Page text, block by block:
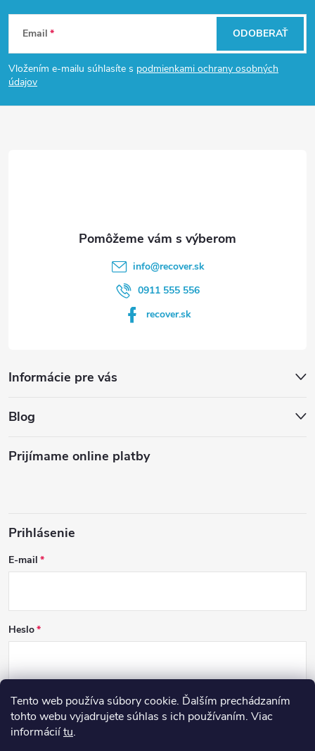
Tento web používa súbory cookie. Ďalším prechádzaním
tohto webu vyjadrujete súhlas s ich používaním. Viac
informáciítu.
Z
á
p
Email
Vložením e-mailu súhlasíte s podmienkami ochrany osobných
údajov
ODOBERAŤ
info@recover.sk
0911 555 556
recover.sk
Informácie pre vás
Blog
Prijímame online platby
Prihlásenie
E-mail
Heslo
PRIHLÁSIŤ SA